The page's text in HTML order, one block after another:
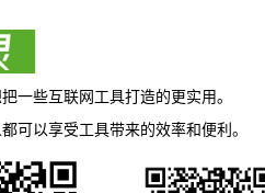
一些互联网工具打造的更实用。
可以享受工具带来的效率和便利。